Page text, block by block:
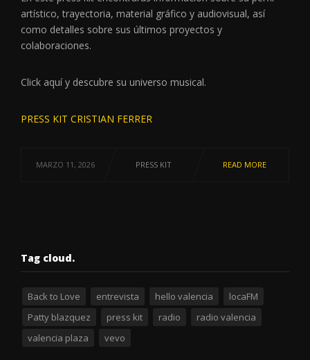
artístico, trayectoria, material gráfico y audiovisual, así
como detalles sobre sus últimos proyectos y
colaboraciones.
Click aquí y descubre su universo musical.
PRESS KIT CRISTIAN FERRER
MARZO 11, 2026 PRESS KIT READ MORE
Tag cloud.
Back to Love entrevista hello valencia
locaFM
Patty blazquez
press kit radio
radio valencia
valencia plaza
vevo